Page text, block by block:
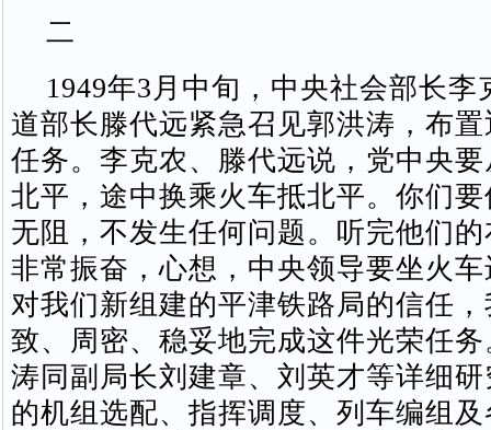
二
1949年3月中旬，中央社会部长李
道部长滕代远紧急召见郭洪涛，布
任务。李克农、滕代远说，党中央
北平，途中换乘火车抵北平。你们
无阻，不发生任何问题。听完他们
非常振奋，心想，中央领导要坐火
对我们新组建的平津铁路局的信任
致、周密、稳妥地完成这件光荣任
涛同副局长刘建章、刘英才等详细
的机组选配、指挥调度、列车编组